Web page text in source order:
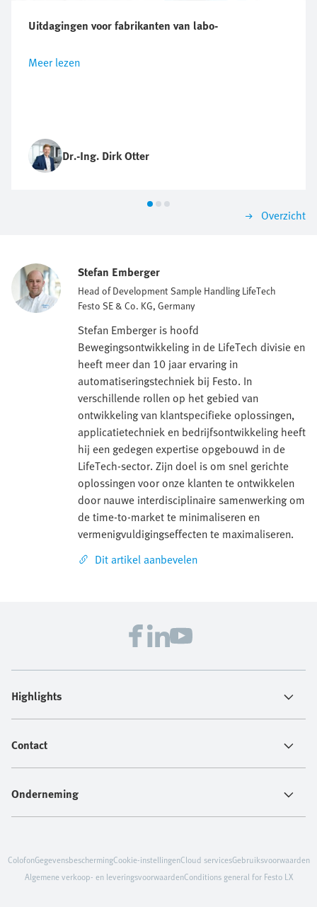
Uitdagingen voor fabrikanten van labo-
Meer lezen
Dr.-Ing. Dirk Otter
Overzicht
Stefan Emberger
Head of Development Sample Handling LifeTech
Festo SE & Co. KG, Germany
Stefan Emberger is hoofd
Bewegingsontwikkeling in de LifeTech divisie en
heeft meer dan 10 jaar ervaring in
automatiseringstechniek bij Festo. In
verschillende rollen op het gebied van
ontwikkeling van klantspecifieke oplossingen,
applicatietechniek en bedrijfsontwikkeling heeft
hij een gedegen expertise opgebouwd in de
LifeTech-sector. Zijn doel is om snel gerichte
oplossingen voor onze klanten te ontwikkelen
door nauwe interdisciplinaire samenwerking om
de time-to-market te minimaliseren en
vermenigvuldigingseffecten te maximaliseren.
Dit artikel aanbevelen
Highlights
Contact
Onderneming
ColofonGegevensbeschermingCookie-instellingenCloud servicesGebruiksvoorwaarden
Algemene verkoop- en leveringsvoorwaardenConditions general for Festo LX